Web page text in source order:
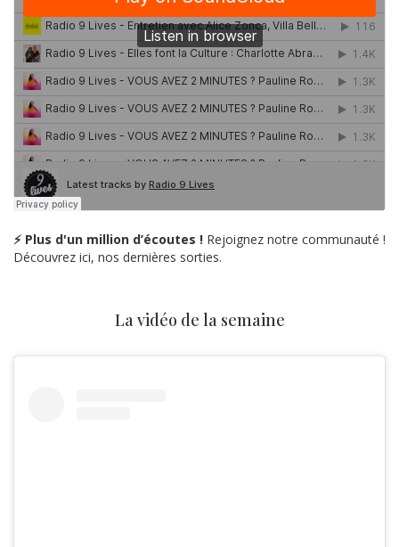
⚡ Plus d'un million d’écoutes ! Rejoignez notre communauté !
Découvrez ici, nos dernières sorties.
La vidéo de la semaine